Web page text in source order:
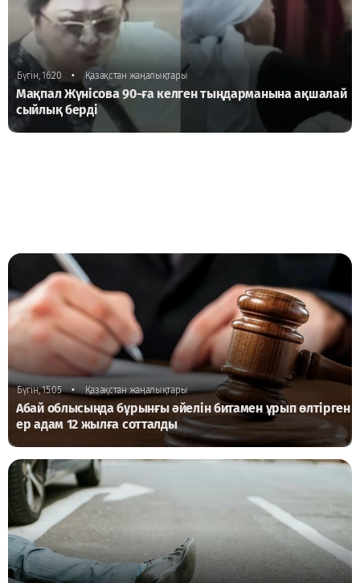
Бүгін, 16:20 • Қазақстан жаңалықтары
Мақпал Жүнісова 90-ға келген тыңдарманына ақшалай
сыйлық берді
Бүгін, 15:05 • Қазақстан жаңалықтары
Абай облысында бұрынғы әйелін битамен ұрып өлтірген
ер адам 12 жылға сотталды